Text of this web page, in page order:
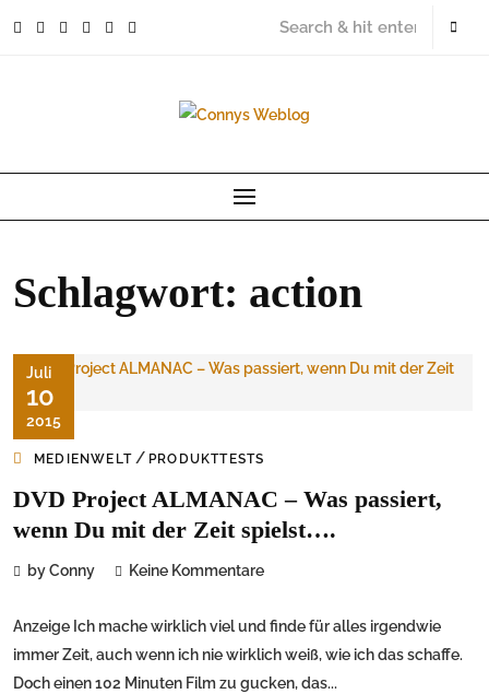
Schlagwort: action
Juli
10
2015
MEDIENWELT / PRODUKTTESTS
DVD Project ALMANAC – Was passiert,
wenn Du mit der Zeit spielst….
by Conny Keine Kommentare
Anzeige Ich mache wirklich viel und finde für alles irgendwie
immer Zeit, auch wenn ich nie wirklich weiß, wie ich das schaffe.
Doch einen 102 Minuten Film zu gucken, das...